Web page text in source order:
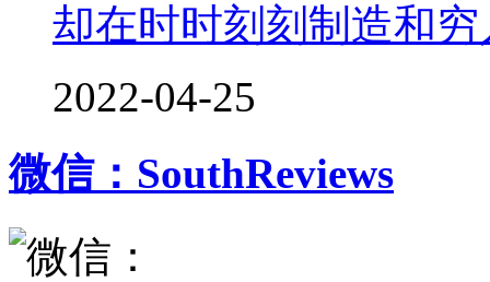
却在时时刻刻制造和
2022-04-25
微信：SouthReviews